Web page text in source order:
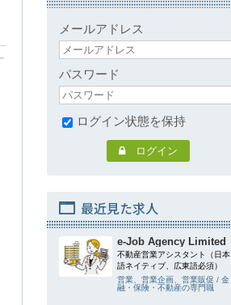
メールアドレス
パスワード
ログイン状態を保持
最近見た求人
e-Job Agency Limited
不動産営業アシスタント（日本
語ネイティブ、広東語必須）
営業、営業企画、営業販促 / 金
融・保険・不動産の専門職